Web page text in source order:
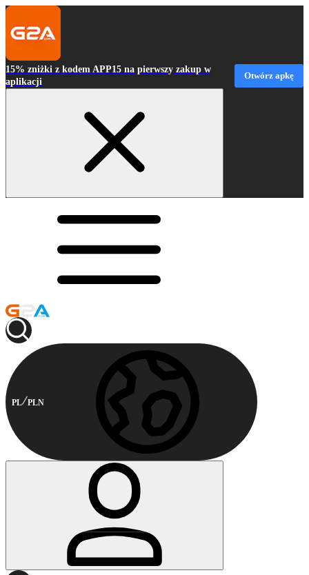
15% zniżki z kodem APP15 na pierwszy zakup w
aplikacji
Otwórz apkę
PL PLN